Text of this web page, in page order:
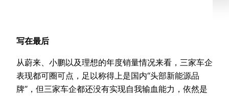
写在最后
从蔚来、小鹏以及理想的年度销量情况来看，三家车企
表现都可圈可点，足以称得上是国内“头部新能源品
牌”，但三家车企都还没有实现自我输血能力，依然是